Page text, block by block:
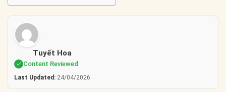
Tuyết Hoa
Content Reviewed
Last Updated: 24/04/2026